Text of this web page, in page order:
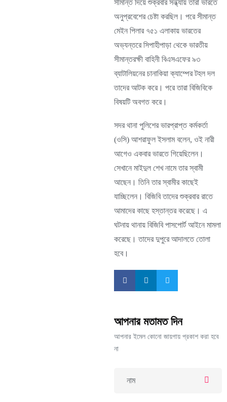
সীমান্ত দিয়ে শুক্রবার সন্ধ্যায় তারা ভারতে
অনুপ্রবেশের চেষ্টা করছিল। পরে সীমান্ত
মেইন পিলার ৭৫১ এলাকায় ভারতের
অভ্যন্তরে সিপাহীপাড়া থেকে ভারতীয়
সীমান্তরক্ষী বাহিনী বিএসএফের ৯৩
ব্যাটালিয়নের চানাকিয়া ক্যাম্পের টহল দল
তাদের আটক করে। পরে তারা বিজিবিকে
বিষয়টি অবগত করে।
সদর থানা পুলিশের ভারপ্রাপ্ত কর্মকর্তা
(ওসি) আশরাফুল ইসলাম বলেন, ওই নারী
আগেও একবার ভারতে গিয়েছিলেন।
সেখানে মাইদুল শেখ নামে তার স্বামী
আছেন। তিনি তার স্বামীর কাছেই
যাচ্ছিলেন। বিজিবি তাদের শুক্রবার রাতে
আমাদের কাছে হস্তান্তর করেছে। এ
ঘটনায় থানায় বিজিবি পাসপোর্ট আইনে মামলা
করেছে। তাদের দুপুরে আদালতে তোলা
হবে।
আপনার মতামত দিন
আপনার ইমেল কোনো জায়গায় প্রকাশ করা হবে
না